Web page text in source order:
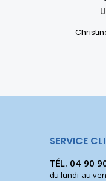
SERVICE
TÉL. 04 90
du lundi au